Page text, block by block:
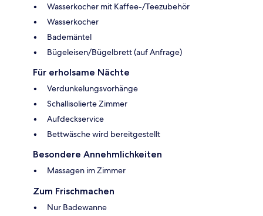
Wasserkocher mit Kaffee-/Teezubehör
Wasserkocher
Bademäntel
Bügeleisen/Bügelbrett (auf Anfrage)
Für erholsame Nächte
Verdunkelungsvorhänge
Schallisolierte Zimmer
Aufdeckservice
Bettwäsche wird bereitgestellt
Besondere Annehmlichkeiten
Massagen im Zimmer
Zum Frischmachen
Nur Badewanne